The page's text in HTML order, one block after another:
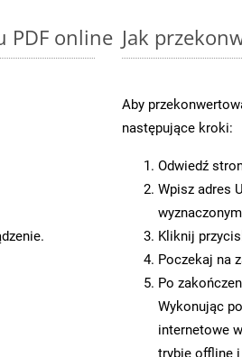
PDF online Jak
Aby
następujące kroki:
Odwiedź
Wpisz adres
Kliknij
Poczekaj na
Po
Wykonując
internetowe
trybie offline